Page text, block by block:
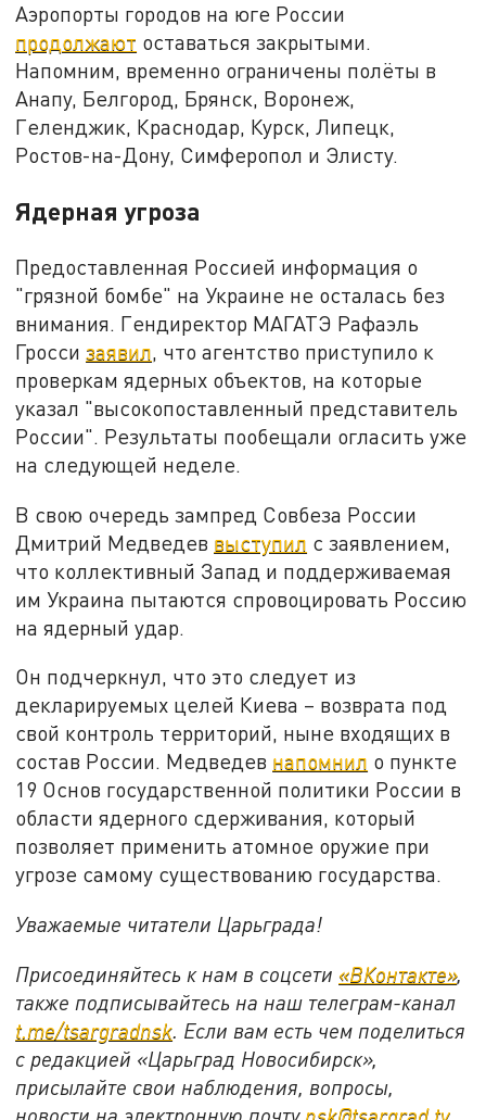
Аэропорты городов на юге России
продолжают оставаться закрытыми.
Напомним, временно ограничены полёты в
Анапу, Белгород, Брянск, Воронеж,
Геленджик, Краснодар, Курск, Липецк,
Ростов-на-Дону, Симферопол и Элисту.
Ядерная угроза
Предоставленная Россией информация о
"грязной бомбе" на Украине не осталась без
внимания. Гендиректор МАГАТЭ Рафаэль
Гроссизаявил, что агентство приступило к
проверкам ядерных объектов, на которые
указал "высокопоставленный представитель
России". Результаты пообещали огласить уже
на следующей неделе.
В свою очередь зампред Совбеза России
Дмитрий Медведев выступил с заявлением,
что коллективный Запад и поддерживаемая
им Украина пытаются спровоцировать Россию
на ядерный удар.
Он подчеркнул, что это следует из
декларируемых целей Киева – возврата под
свой контроль территорий, ныне входящих в
состав России. Медведев напомнил о пункте
19 Основ государственной политики России в
области ядерного сдерживания, который
позволяет применить атомное оружие при
угрозе самому существованию государства.
Уважаемые читатели Царьграда!
Присоединяйтесь к нам в соцсети «ВКонтакте»,
также подписывайтесь на наш телеграм-канал
t.me/tsargradnsk. Если вам есть чем поделиться
с редакцией «Царьград Новосибирск»,
присылайте свои наблюдения, вопросы,
новости на электронную почту nsk@tsargrad.tv